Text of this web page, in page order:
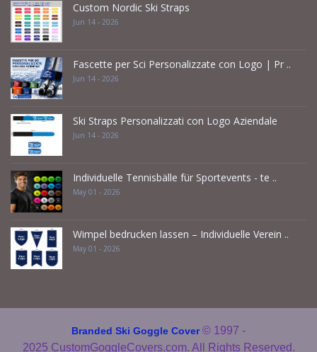
Custom Nordic Ski Straps
Jun 14 - 2026
Fascette per Sci Personalizzate con Logo | Pr ..
Jun 14 - 2026
Ski Straps Personalizzati con Logo Aziendale
Jun 14 - 2026
Individuelle Tennisbälle für Sportevents - te ..
May 01 - 2026
Wimpel bedrucken lassen – Individuelle Verein ..
May 01 - 2026
Branded Ski Goggle Cover © 1997 -
2025 CustomGoggleCovers.com. All Rights Reserved.